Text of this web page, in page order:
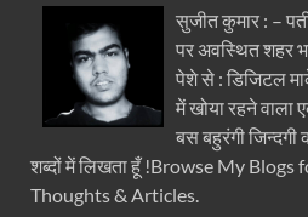
सुजीत कुमार : –
पर अवस्थित शहर
पेशे से : डिजिटल
में खोया रहने वाला
बस बहुरंगी
शब्दों में लिखता हूँ !Browse My
Thoughts & Articles.